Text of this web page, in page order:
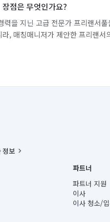
점은 무엇인가요?
력을 지닌 고급 전문가 프리랜서
, 매칭매니저가 제안한 프리랜서
정보
00271 | 인허가번호 : 2016-3220163-
서울종로-1400(공정거래위원회 정보) |
COLUMBIA RHEE
종로구 율곡로 6(중학동, 트윈트리빌딩)
로구 수송동 율곡로 24, 7층, 8층 미소
파트너
파트너 지원
이사
이사 청소/